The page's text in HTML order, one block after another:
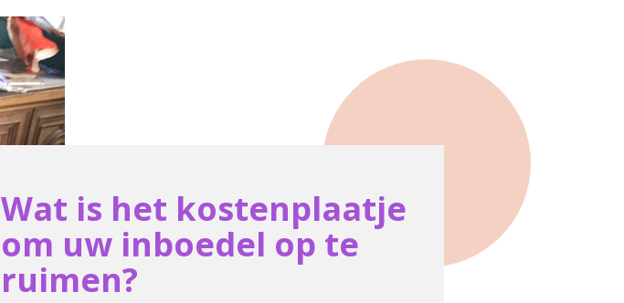
Wat is het kostenplaatje
om uw inboedel op te
ruimen?